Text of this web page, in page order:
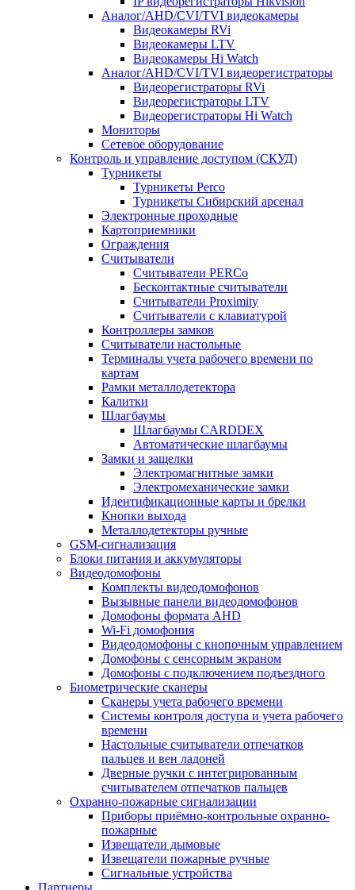
Аналог/AHD/CVI/TVI видеокамеры
Видеокамеры RVi
Видеокамеры LTV
Видеокамеры Hi Watch
Аналог/AHD/CVI/TVI видеорегистраторы
Видеорегистраторы RVi
Видеорегистраторы LTV
Видеорегистраторы Hi Watch
Мониторы
Сетевое оборудование
Контроль и управление доступом (СКУД)
Турникеты
Турникеты Perco
Турникеты Сибирский арсенал
Электронные проходные
Картоприемники
Ограждения
Считыватели
Считыватели PERCo
Бесконтактные считыватели
Считыватели Proximity
Считыватели с клавиатурой
Контроллеры замков
Считыватели настольные
Терминалы учета рабочего времени по
картам
Рамки металлодетектора
Калитки
Шлагбаумы
Шлагбаумы CARDDEX
Автоматические шлагбаумы
Замки и защелки
Электромагнитные замки
Электромеханические замки
Идентификационные карты и брелки
Кнопки выхода
Металлодетекторы ручные
GSM-сигнализация
Блоки питания и аккумуляторы
Видеодомофоны
Комплекты видеодомофонов
Вызывные панели видеодомофонов
Домофоны формата AHD
Wi-Fi домофония
Видеодомофоны с кнопочным управлением
Домофоны с сенсорным экраном
Домофоны с подключением подъездного
Биометрические сканеры
Сканеры учета рабочего времени
Системы контроля доступа и учета рабочего
времени
Настольные считыватели отпечатков
пальцев и вен ладоней
Дверные ручки с интегрированным
считывателем отпечатков пальцев
Охранно-пожарные сигнализации
Приборы приёмно-контрольные охранно-
пожарные
Извещатели дымовые
Извещатели пожарные ручные
Сигнальные устройства
Партнеры